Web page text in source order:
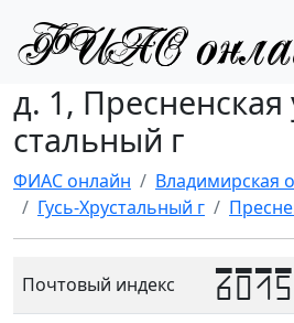
д. 1, Пресненская
стальный г
ФИАС онлайн
Владимирская
Гусь-Хрустальный г
Почтовый индекс